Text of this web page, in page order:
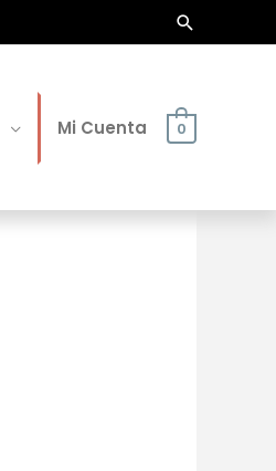
Buscar
Mi Cuenta 0